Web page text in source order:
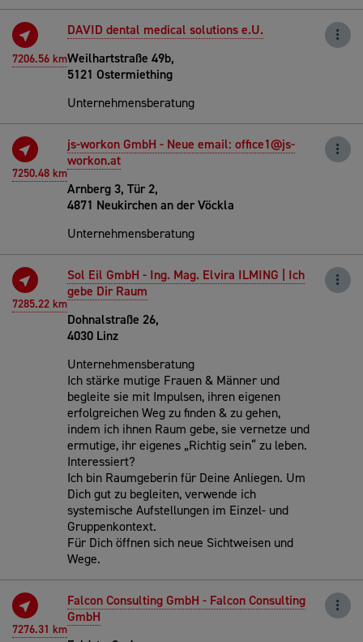
7206.56 km
DAVID dental medical solutions e.U.
Weilhartstraße 49b,
5121 Ostermiething
Unternehmensberatung
7250.48 km
js-workon GmbH - Neue email: office1@js-
workon.at
Arnberg 3, Tür 2,
4871 Neukirchen an der Vöckla
Unternehmensberatung
7285.22 km
Sol Eil GmbH - Ing. Mag. Elvira ILMING | Ich
gebe Dir Raum
Dohnalstraße 26,
4030 Linz
Unternehmensberatung
Ich stärke mutige Frauen & Männer und
begleite sie mit Impulsen, ihren eigenen
erfolgreichen Weg zu finden & zu gehen,
indem ich ihnen Raum gebe, sie vernetze und
ermutige, ihr eigenes „Richtig sein“ zu leben.
Interessiert?
Ich bin Raumgeberin für Deine Anliegen. Um
Dich gut zu begleiten, verwende ich
systemische Aufstellungen im Einzel- und
Gruppenkontext.
Für Dich öffnen sich neue Sichtweisen und
Wege.
7276.31 km
Falcon Consulting GmbH - Falcon Consulting
GmbH